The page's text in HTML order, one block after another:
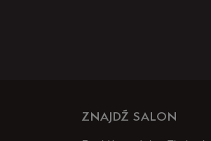
ZNAJDŹ SALON